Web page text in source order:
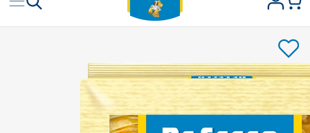
Spedizione gratuita a partire da 20 Kg